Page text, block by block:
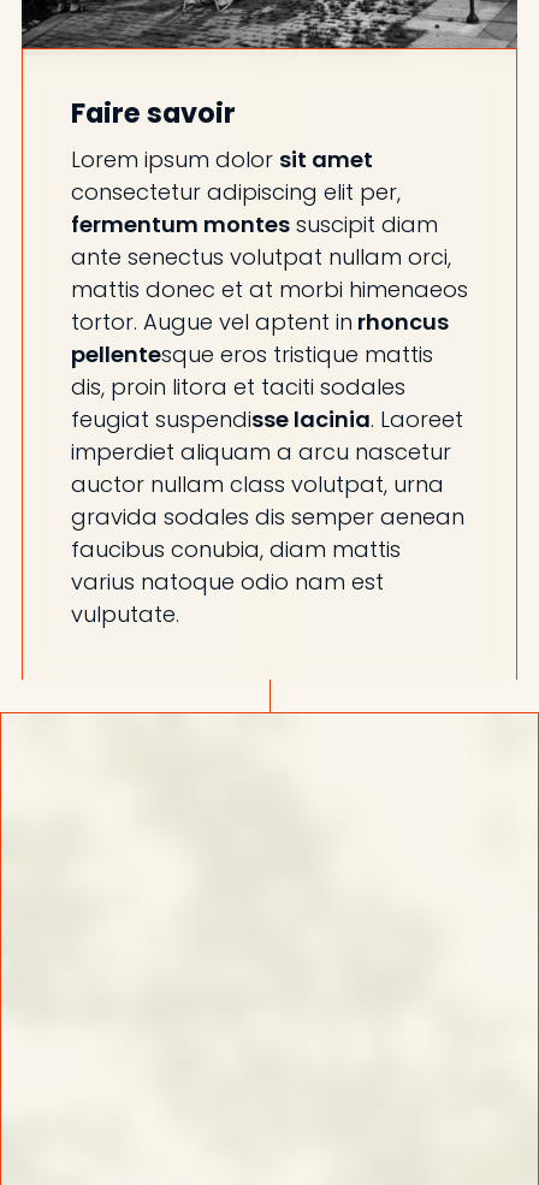
Faire savoir
Lorem ipsum dolor sit amet
consectetur adipiscing elit per,
fermentum montessuscipit diam
ante senectus volutpat nullam orci,
mattis donec et at morbi himenaeos
tortor. Augue vel aptent in rhoncus
pellentesque eros tristique mattis
dis, proin litora et taciti sodales
feugiat suspendisse lacinia. Laoreet
imperdiet aliquam a arcu nascetur
auctor nullam class volutpat, urna
gravida sodales dis semper aenean
faucibus conubia, diam mattis
varius natoque odio nam est
vulputate.